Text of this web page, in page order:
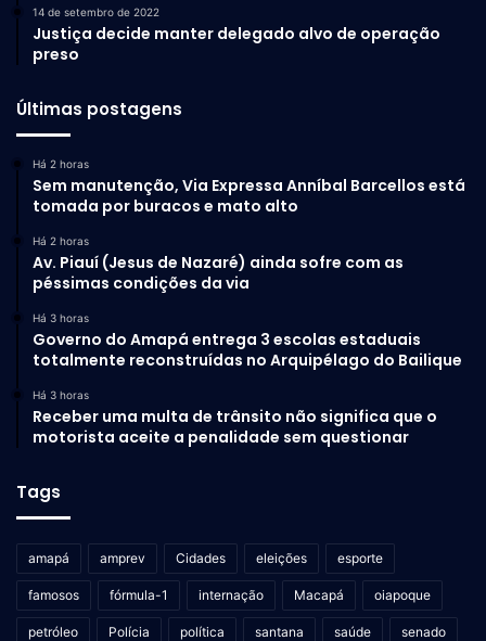
14 de setembro de 2022
Justiça decide manter delegado alvo de operação
preso
Últimas postagens
Há 2 horas
Sem manutenção, Via Expressa Anníbal Barcellos está
tomada por buracos e mato alto
Há 2 horas
Av. Piauí (Jesus de Nazaré) ainda sofre com as
péssimas condições da via
Há 3 horas
Governo do Amapá entrega 3 escolas estaduais
totalmente reconstruídas no Arquipélago do Bailique
Há 3 horas
Receber uma multa de trânsito não significa que o
motorista aceite a penalidade sem questionar
Tags
amapá amprev Cidades eleições esporte
famosos fórmula-1 internação Macapá oiapoque
petróleo Polícia política santana saúde senado